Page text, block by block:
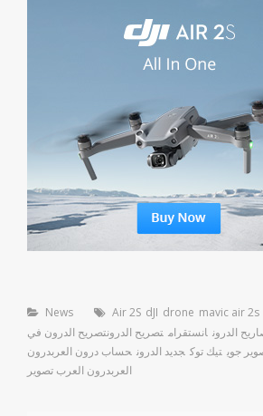
Categories
News Tags
Air 2S dJI drone mavic air 2s
الدرون انستقرام تصريح الدرونتصريح الدرون في
جوي تيك توك جديد الدرون حساب درون العربدرون
العربدرون العرب تصوير